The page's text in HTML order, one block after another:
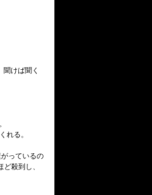
けば聞く
れる。
っているの
殺到し、